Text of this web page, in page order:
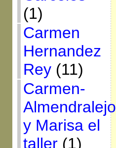
(1)
Carmen
Hernandez
Rey(11)
Carmen-
Almendralejo
y Marisa el
taller(1)